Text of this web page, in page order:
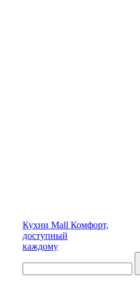
Кухни Mall Комфорт,
доступный
каждому